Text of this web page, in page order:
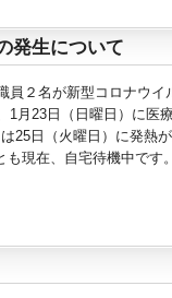
発生について
２名が新型コロナウイ
1月23日（日曜日）に医
25日（火曜日）に発熱
現在、自宅待機中です。